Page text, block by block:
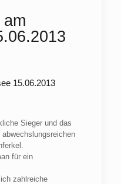
am
15.06.2013
Sieger und das
für ein
zahlreiche